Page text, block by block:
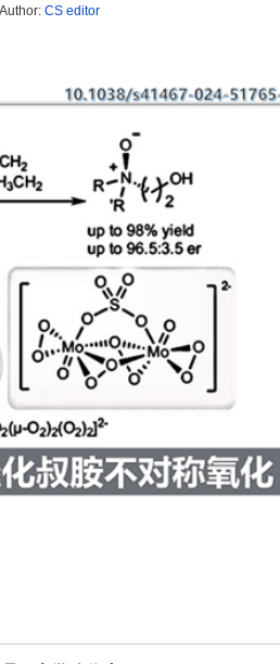
Author: CS editor